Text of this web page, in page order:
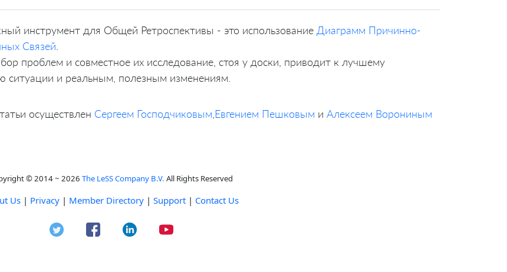
инструмент для Общей Ретроспективы - это использование Диаграмм Причинно-
Связей.
проблем и совместное их исследование, стоя у доски, приводит к лучшему
ситуации и реальным, полезным изменениям.
осуществлен Сергеем Господчиковым,Евгением Пешковым и Алексеем Ворониным
© 2014 ~ 2026 The LeSS Company B.V. All Rights Reserved
Us | Privacy | Member Directory | Support | Contact Us